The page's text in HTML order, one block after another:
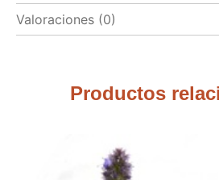
Valoraciones (0)
Productos